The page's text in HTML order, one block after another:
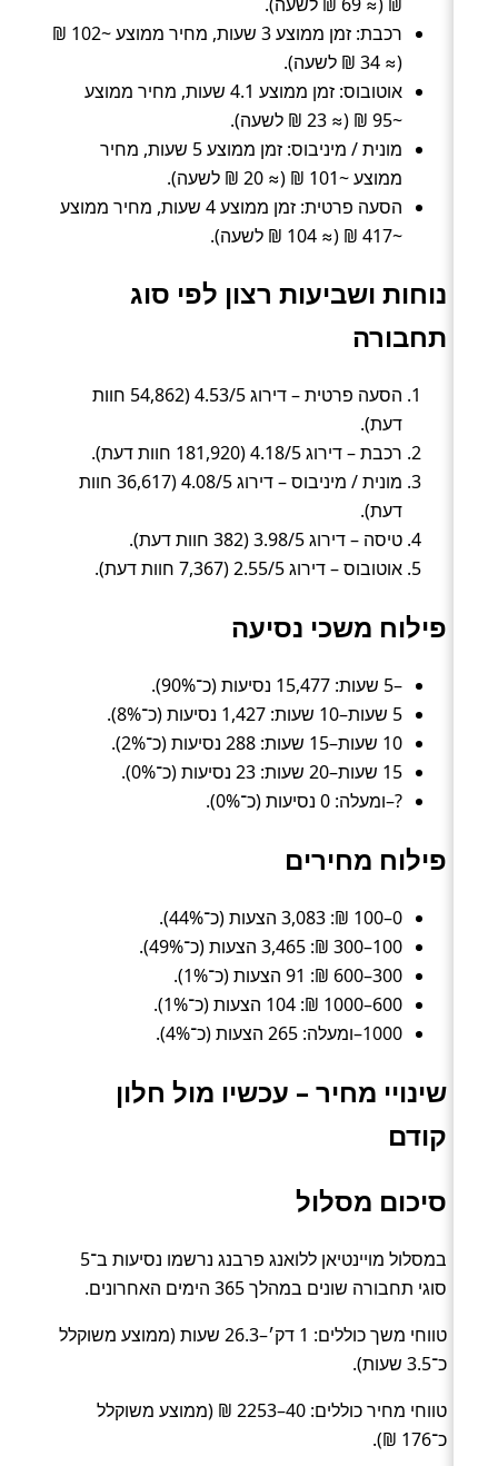
רכבת: זמן ממוצע 3 שעות, מחיר ממוצע ~102 ₪
(≈ 34 ₪ לשעה).
אוטובוס: זמן ממוצע 4.1 שעות, מחיר ממוצע
~95 ₪ (≈ 23 ₪ לשעה).
מונית / מיניבוס: זמן ממוצע 5 שעות, מחיר
ממוצע ~101 ₪ (≈ 20 ₪ לשעה).
הסעה פרטית: זמן ממוצע 4 שעות, מחיר ממוצע
~417 ₪ (≈ 104 ₪ לשעה).
נוחות ושביעות רצון לפי סוג
תחבורה
הסעה פרטית – דירוג 4.53/5 (54,862 חוות
דעת).
רכבת – דירוג 4.18/5 (181,920 חוות דעת).
מונית / מיניבוס – דירוג 4.08/5 (36,617 חוות
דעת).
טיסה – דירוג 3.98/5 (382 חוות דעת).
אוטובוס – דירוג 2.55/5 (7,367 חוות דעת).
פילוח משכי נסיעה
–5 שעות: 15,477 נסיעות (כ־90%).
5 שעות–10 שעות: 1,427 נסיעות (כ־8%).
10 שעות–15 שעות: 288 נסיעות (כ־2%).
15 שעות–20 שעות: 23 נסיעות (כ־0%).
?–ומעלה: 0 נסיעות (כ־0%).
פילוח מחירים
0–100 ₪: 3,083 הצעות (כ־44%).
100–300 ₪: 3,465 הצעות (כ־49%).
300–600 ₪: 91 הצעות (כ־1%).
600–1000 ₪: 104 הצעות (כ־1%).
1000–ומעלה: 265 הצעות (כ־4%).
שינויי מחיר – עכשיו מול חלון
קודם
סיכום מסלול
במסלול מויינטיאן ללואנג פרבנג נרשמו נסיעות ב־5
סוגי תחבורה שונים במהלך 365 הימים האחרונים.
טווחי משך כוללים: 1 דק׳–26.3 שעות (ממוצע משוקלל
כ־3.5 שעות).
טווחי מחיר כוללים: 40–2253 ₪ (ממוצע משוקלל
כ־176 ₪).